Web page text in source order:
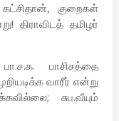
கட்சிதான், குறைகள்
தமிழர்
பாசிசத்தை
வாரீர் என்று
சுப.வீயும்